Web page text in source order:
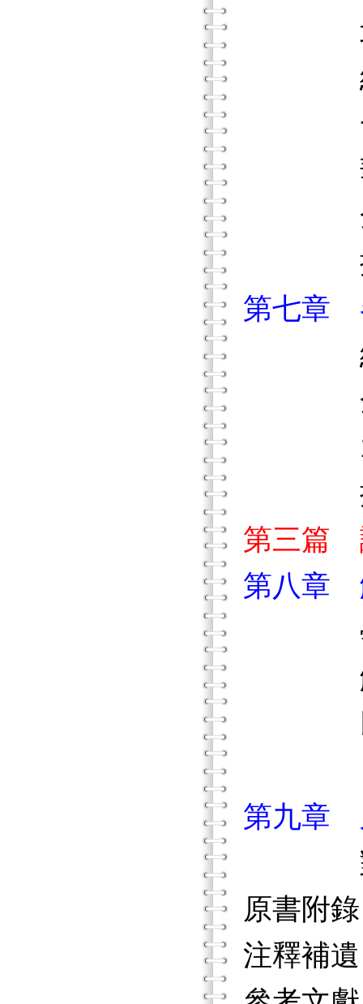
北
紐
一般
華
全
摘
第七章
維吉
全美
1980
摘
第三篇
第八章
學校
解
以三
第九章
對於
原書附錄
注釋補遺